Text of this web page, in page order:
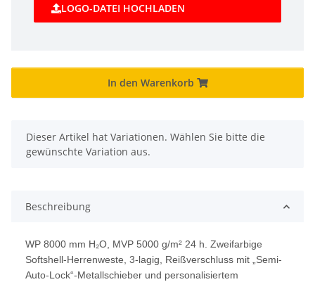
LOGO-DATEI HOCHLADEN
In den Warenkorb
x
Dieser Artikel hat Variationen. Wählen Sie bitte die
gewünschte Variation aus.
Beschreibung
WP 8000 mm H₂O, MVP 5000 g/m² 24 h. Zweifarbige
Softshell-Herrenweste, 3-lagig, Reißverschluss mit „Semi-
Auto-Lock“-Metallschieber und personalisiertem